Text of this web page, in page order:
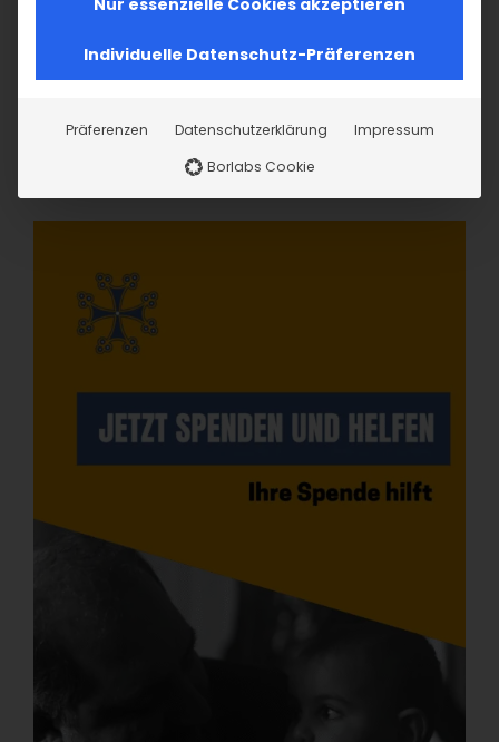
Nur essenzielle Cookies akzeptieren
Individuelle Datenschutz-Präferenzen
Präferenzen Datenschutzerklärung
Impressum
Borlabs Cookie